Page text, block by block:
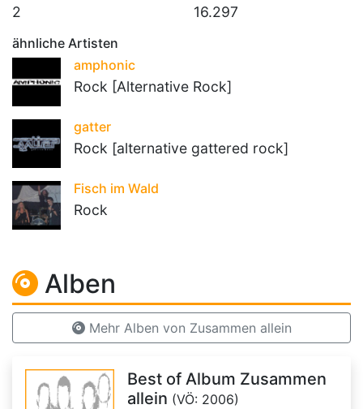
2
16.297
ähnliche Artisten
amphonic
Rock [Alternative Rock]
gatter
Rock [alternative gattered rock]
Fisch im Wald
Rock
Alben
Mehr Alben von Zusammen allein
Best of Album Zusammen
allein (VÖ: 2006)